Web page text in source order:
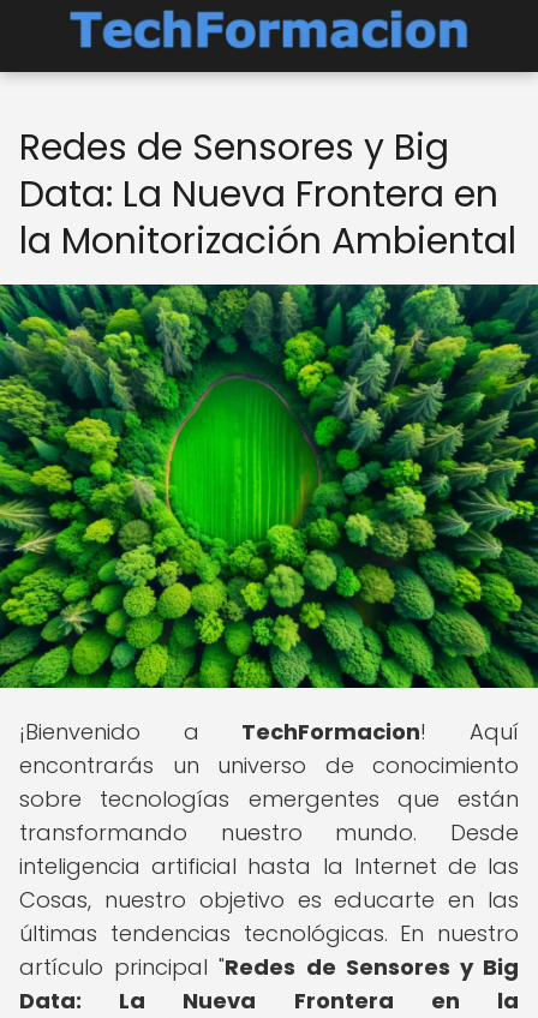
Redes de Sensores y Big
Data: La Nueva Frontera en
la Monitorización Ambiental
¡Bienvenido a TechFormacion! Aquí
encontrarás un universo de conocimiento
sobre tecnologías emergentes que están
transformando nuestro mundo. Desde
inteligencia artificial hasta la Internet de las
Cosas, nuestro objetivo es educarte en las
últimas tendencias tecnológicas. En nuestro
artículo principal "Redes de Sensores y Big
Data: La Nueva Frontera en la